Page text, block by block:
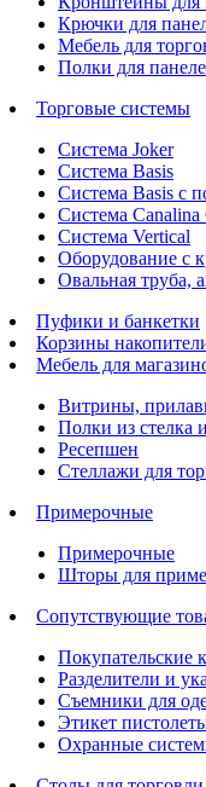
Крючки для
Мебель для
Полки для
Торговые системы
Система Joker
Система Basis
Система Basis с
Система Canalina
Система Vertical
Оборудование с
Овальная труба,
Пуфики и банкетки
Корзины
Мебель для
Витрины,
Полки из
Ресепшен
Стеллажи для
Примерочные
Примерочные
Шторы для
Сопутствующие
Покупательские
Разделители и
Съемники для
Этикет
Охранные